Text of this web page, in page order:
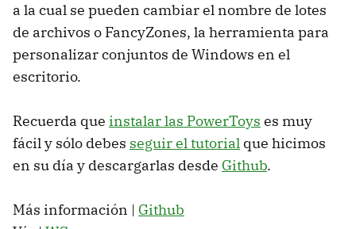
a la cual se pueden cambiar el nombre de lotes
de archivos o FancyZones, la herramienta para
personalizar conjuntos de Windows en el
escritorio.
Recuerda que instalar las PowerToys es muy
fácil y sólo debes seguir el tutorial que hicimos
en su día y descargarlas desde Github.
Más información | Github